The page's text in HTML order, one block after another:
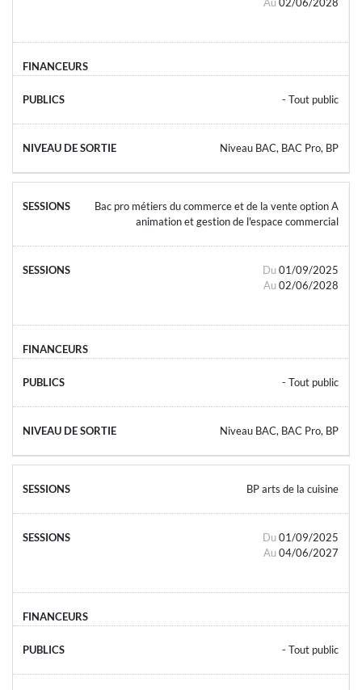
- Tout public
Niveau BAC, BAC Pro, BP
Bac pro métiers du commerce et de la vente option A
animation et gestion de l'espace commercial
Du 01/09/2025
Au 02/06/2028
- Tout public
Niveau BAC, BAC Pro, BP
BP arts de la cuisine
Du 01/09/2025
Au 04/06/2027
- Tout public